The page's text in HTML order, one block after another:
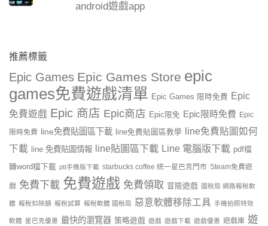
android遊戲app
推薦標籤
Epic Games Epic Games Store epic
games免費遊戲清單 Epic Games 限時免費 Epic
免費遊戲 Epic 商店 Epic商店 Epic限免 Epic限時免費 Epic
限時免費 line免費貼圖區下載 line免費貼圖區教學
line免費貼圖如何
下載
line 免費貼圖情報 line貼圖區下載 Line 電腦版下載 pdf檔
轉word檔下載 ptt手機版下載 starbucks coffee 統一星巴克門市 Steam免費遊
戲 免費下載 免費遊戲 免費領取 冒險遊戲 國稅局 網路報稅軟
體 報稅扣除額 報稅試算 報稅軟體 國稅局 惡意軟體移除工具 手機拍照特效
軟體 星巴克優惠 最快的瀏覽器 策略遊戲 遊戲 遊戲下載 遊戲優惠 遊戲庫 遊